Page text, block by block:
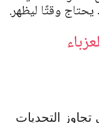
يحتاج وقتًا ليظهر.
التحديات